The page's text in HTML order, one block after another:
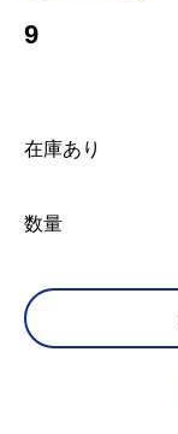
9
在庫あり
数量